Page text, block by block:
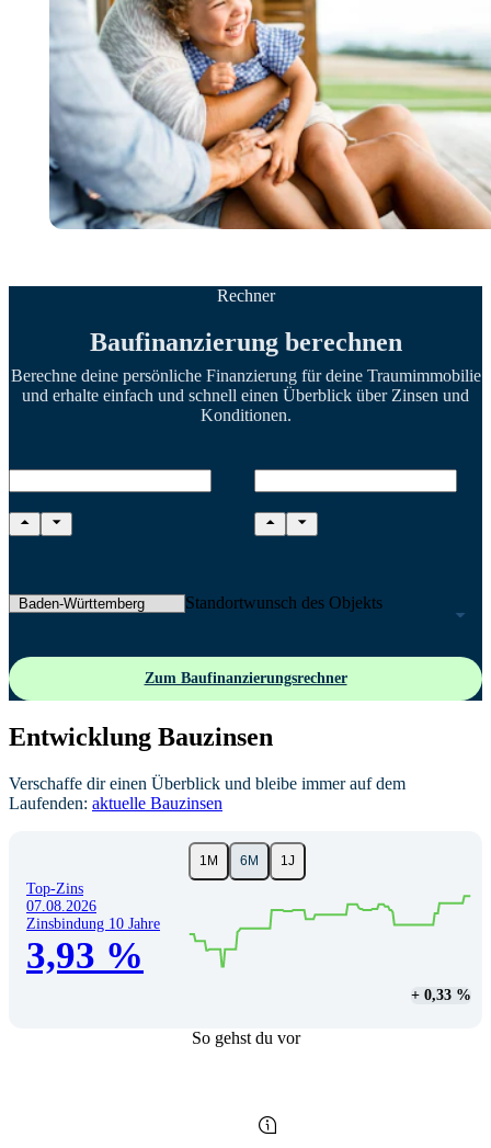
Rechner
Baufinanzierung berechnen
Berechne deine persönliche Finanzierung für deine Traumimmobilie
und erhalte einfach und schnell einen Überblick über Zinsen und
Konditionen.
Standortwunsch des Objekts
Zum Baufinanzierungsrechner
Entwicklung Bauzinsen
Verschaffe dir einen Überblick und bleibe immer auf dem
Laufenden: aktuelle Bauzinsen
Top-Zins
07.08.2026
Zinsbindung 10 Jahre
3,93 %
1M 6M 1J
+ 0,33 %
So gehst du vor